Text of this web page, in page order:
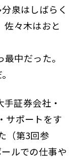
泉はしばらく
佐々木はおと
中だった。
証券会社・
サポートをす
（第3回参
ルでの仕事や